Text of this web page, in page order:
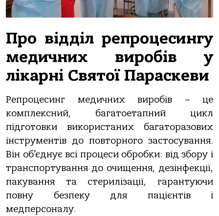
Про відділ репроцесингу
медичних виробів у
лікарні Святої Параскеви
Репроцесинг медичних виробів – це
комплексний, багатоетапний цикл
підготовки використаних багаторазових
інструментів до повторного застосування.
Він об’єднує всі процеси обробки: від збору і
транспортування до очищення, дезінфекції,
пакування та стерилізації, гарантуючи
повну безпеку для пацієнтів і
медперсоналу.